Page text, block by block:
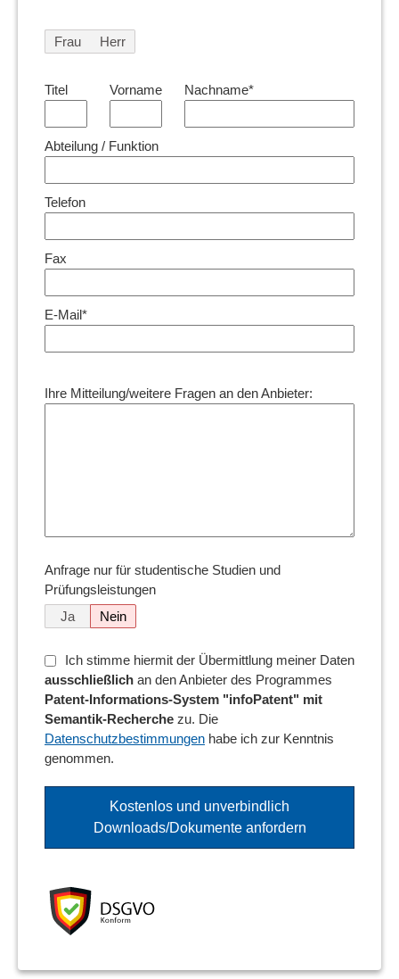
Frau Herr
Titel Vorname Nachname*
Abteilung / Funktion
Telefon
Fax
E-Mail*
Ihre Mitteilung/weitere Fragen an den Anbieter:
Anfrage nur für studentische Studien und
Prüfungsleistungen
Ja
Nein
Ich stimme hiermit der Übermittlung meiner Daten
ausschließlich an den Anbieter des Programmes
Patent-Informations-System "infoPatent" mit
Semantik-Recherche zu. Die
Datenschutzbestimmungen habe ich zur Kenntnis
genommen.